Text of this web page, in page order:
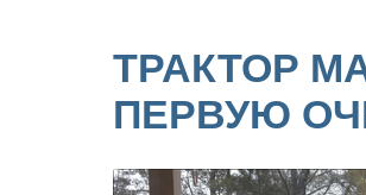
ТРАКТОР
ПЕРВУЮ